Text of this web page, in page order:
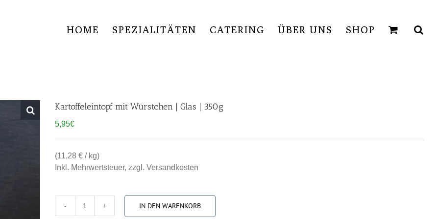
HOME SPEZIALITÄTEN CATERING ÜBER UNS SHOP
Kartoffeleintopf mit Würstchen | Glas | 350g
5,95€
(11,28 € / kg)
Inkl. Mehrwertsteuer, zzgl. Versandkosten
Kartoffeleintopf
IN DEN WARENKORB